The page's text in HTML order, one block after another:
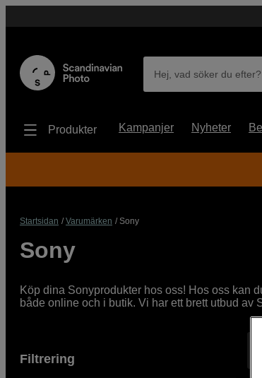
Hej, vad söker du efter?
Produkter Kampanjer Nyheter
Startsidan Varumärken Sony
Sony
Köp dina Sonyprodukter hos oss! Hos oss kan
både online och i butik. Vi har ett brett utbud
Filtrering